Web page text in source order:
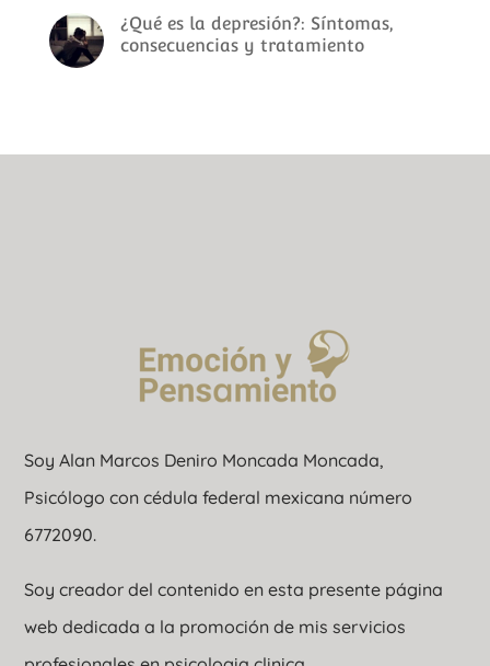
¿Qué es la depresión?: Síntomas,
consecuencias y tratamiento
Soy Alan Marcos Deniro Moncada Moncada,
Psicólogo con cédula federal mexicana número
6772090.
Soy creador del contenido en esta presente página
web dedicada a la promoción de mis servicios